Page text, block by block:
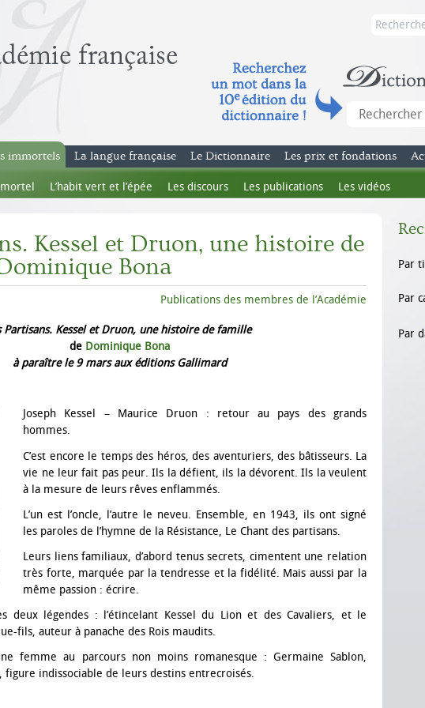
immortels
L’habit vert et l’épée Les discours Les publications Les vidéos
La langue française Le Dictionnaire Les prix et fondations
Kessel et Druon, une histoire de
Bona
Publications des membres de l’Académie
Partisans. Kessel et Druon, une histoire de famille
de Dominique Bona
à paraître le 9 mars aux éditions Gallimard
Joseph Kessel – Maurice Druon : retour au pays des grands
hommes.
C’est encore le temps des héros, des aventuriers, des bâtisseurs. La
vie ne leur fait pas peur. Ils la défient, ils la dévorent. Ils la veulent
à la mesure de leurs rêves enflammés.
L’un est l’oncle, l’autre le neveu. Ensemble, en 1943, ils ont signé
les paroles de l’hymne de la Résistance, Le Chant des partisans.
Leurs liens familiaux, d’abord tenus secrets, cimentent une relation
très forte, marquée par la tendresse et la fidélité. Mais aussi par la
même passion : écrire.
deux légendes : l’étincelant Kessel du Lion et des Cavaliers, et le
fils, auteur à panache des Rois maudits.
femme au parcours non moins romanesque : Germaine Sablon,
figure indissociable de leurs destins entrecroisés.
Par
Par
Par